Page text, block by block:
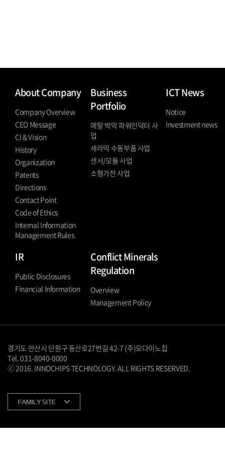
About Company
Company Overview
CEO Message
CI & Vision
History
Organization
Patents
Directions
Contact Point
Code of Ethics
Internal Information
Management Rules
Business
Portfolio
메탈 박막 파워인덕터 사
업
세라믹 수동부품 사업
센서/모듈 사업
소형가전 사업
ICT News
Notice
Investment news
IR
Public Disclosures
Financial Information
Conflict Minerals
Regulation
Overview
Management Policy
경기도 안산시 단원구 동산로27번길 42-7 (주)모다이노칩
Tel. 031-8040-0000
ⓒ 2016. INNOCHIPS TECHNOLOGY. ALL RIGHTS RESERVED.
FAMILY SITE